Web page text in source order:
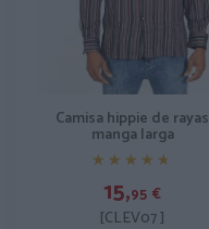
Camisa hippie de rayas
manga larga
★★★★★
★★★★★
15,95 €
[CLEV07 ]